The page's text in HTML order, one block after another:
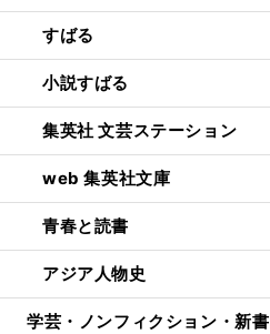
すばる
小説すばる
集英社 文芸ステーション
web 集英社文庫
青春と読書
アジア人物史
学芸・ノンフィクション・新書